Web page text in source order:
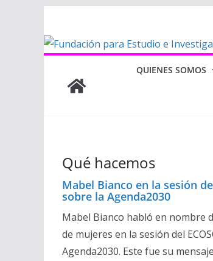
contenido
QUIENES SOMOS
Qué hacemos
Mabel Bianco en la sesión
sobre la Agenda2030
Mabel Bianco habló en nombre
de mujeres en la sesión del
Agenda2030. Este fue su